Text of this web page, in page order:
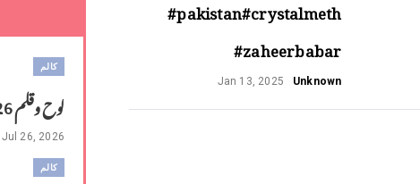
#pakistan#crystalmeth
#zaheerbabar
Unknown
Jan 13, 2025
کالم
لوح وقلم 26 جولائی 2026
Jul 26, 2026
کالم